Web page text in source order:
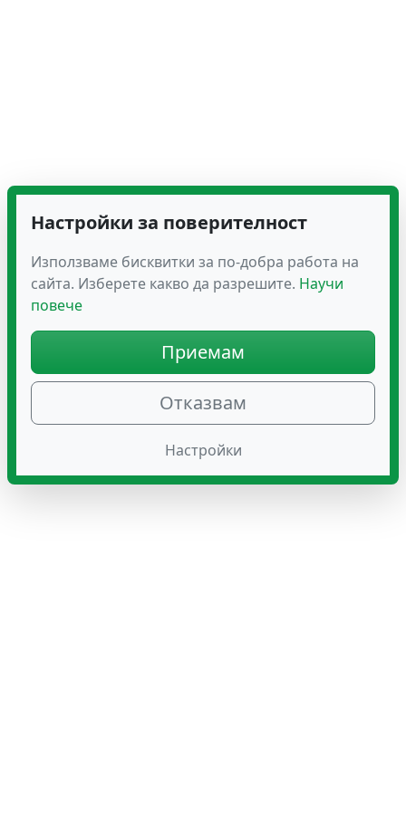
Настройки за поверителност
Използваме бисквитки за по-добра работа на
сайта. Изберете какво да разрешите. Научи
повече
Приемам
Отказвам
Настройки